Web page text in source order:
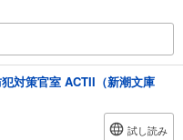
対策官室 ACTII（新潮文庫
試し読み